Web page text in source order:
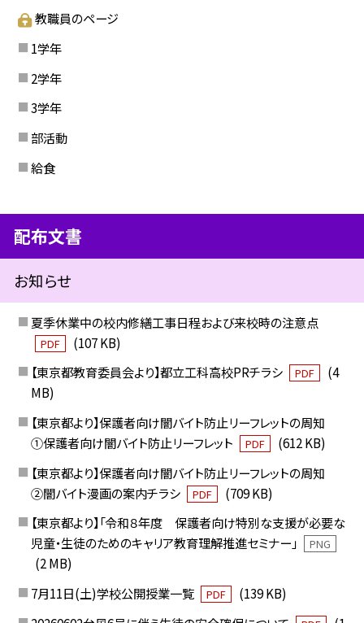
教職員のページ
1学年
2学年
3学年
部活動
給食
配布文書
お知らせ
夏季休業中の校内修繕工事日程および来校時の注意点
PDF
(107 KB)
【東京都教育委員会より】都立工科高校PRチラシ
PDF
(4
MB)
【東京都より】保護者向け闇バイト防止リーフレットの周知
①保護者向け闇バイト防止リーフレット
PDF
(612 KB)
【東京都より】保護者向け闇バイト防止リーフレットの周知
②闇バイト漫画の案内チラシ
PDF
(709 KB)
【東京都より】「令和８年度 保護者向け特別な支援が必要な
児童・生徒のためのキャリア教育理解推進セミナー」
PNG
(2 MB)
7月11日(土)学校公開授業一覧
PDF
(139 KB)